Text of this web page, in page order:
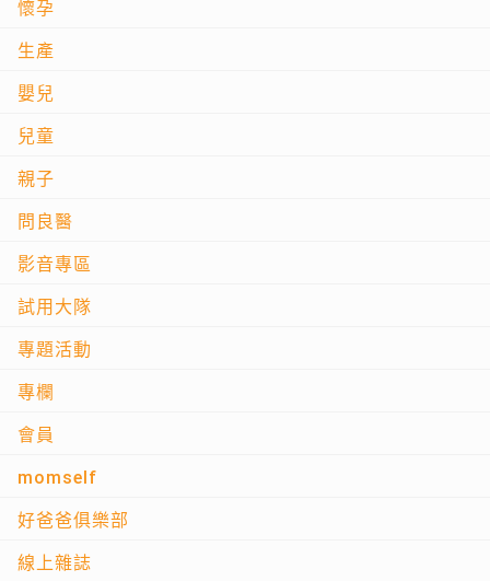
懷孕
生產
嬰兒
兒童
親子
問良醫
影音專區
試用大隊
專題活動
專欄
會員
momself
好爸爸俱樂部
線上雜誌